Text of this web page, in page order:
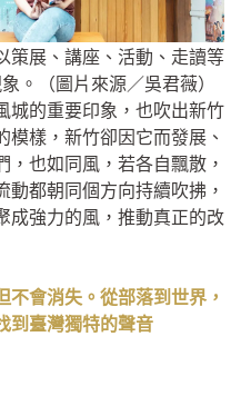
策展、講座、活動、走讀等
。（圖片來源／吳君薇）
城的重要印象，也吹出新竹
模樣，新竹卻因它而發展、
，也如同風，若各自飄散，
動都朝同個方向持續吹拂，
成強力的風，推動真正的改
會消失。從部落到世界，
到臺灣獨特的聲音